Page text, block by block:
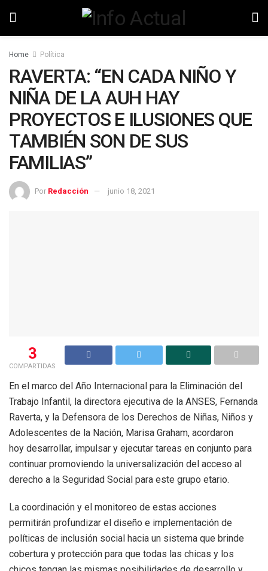
Home Política
RAVERTA: “EN CADA NIÑO Y
NIÑA DE LA AUH HAY
PROYECTOS E ILUSIONES QUE
TAMBIÉN SON DE SUS
FAMILIAS”
Por Redacción junio 18, 2021
3
COMPARTIDAS
En el marco del Año Internacional para la Eliminación del
Trabajo Infantil, la directora ejecutiva de la ANSES, Fernanda
Raverta, y la Defensora de los Derechos de Niñas, Niños y
Adolescentes de la Nación, Marisa Graham, acordaron
hoy desarrollar, impulsar y ejecutar tareas en conjunto para
continuar promoviendo la universalización del acceso al
derecho a la Seguridad Social para este grupo etario.
La coordinación y el monitoreo de estas acciones
permitirán profundizar el diseño e implementación de
políticas de inclusión social hacia un sistema que brinde
cobertura y protección para que todas las chicas y los